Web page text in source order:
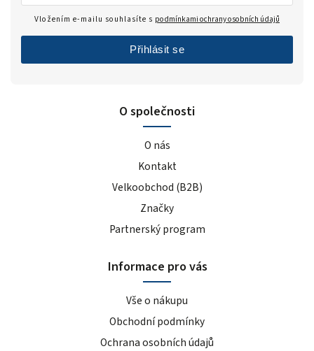
O společnosti
O nás
Kontakt
Velkoobchod (B2B)
Značky
Partnerský program
Informace pro vás
Vše o nákupu
Obchodní podmínky
Ochrana osobních údajů
Vložením e-mailu souhlasíte s podmínkami ochrany osobních údajů
Přihlásit se